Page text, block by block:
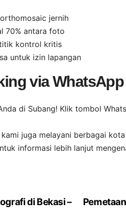
jernih
70% antara foto
kontrol kritis
untuk izin lapangan
via WhatsApp
di Subang! Klik tombol
juga melayani berbagai
informasi lebih lanjut
di Bekasi –